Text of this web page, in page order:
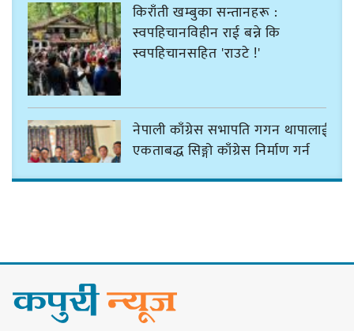
किराँती खम्बुका सन्तानहरू :
स्वपहिचानविहीन राई बन्ने कि
स्वपहिचानसहित 'राउटे !'
नेपाली काँग्रेस सभापति गगन थापालाई
एकताबद्ध सिङ्गो काँग्रेस निर्माण गर्न
बास्केटबलको उपाधि
प्रभातलाई,पाराडाइज उपविजेतामा
सीमित